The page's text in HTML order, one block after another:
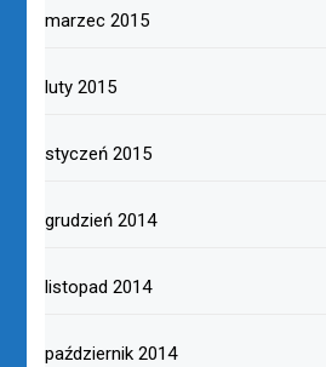
marzec 2015
luty 2015
styczeń 2015
grudzień 2014
listopad 2014
październik 2014